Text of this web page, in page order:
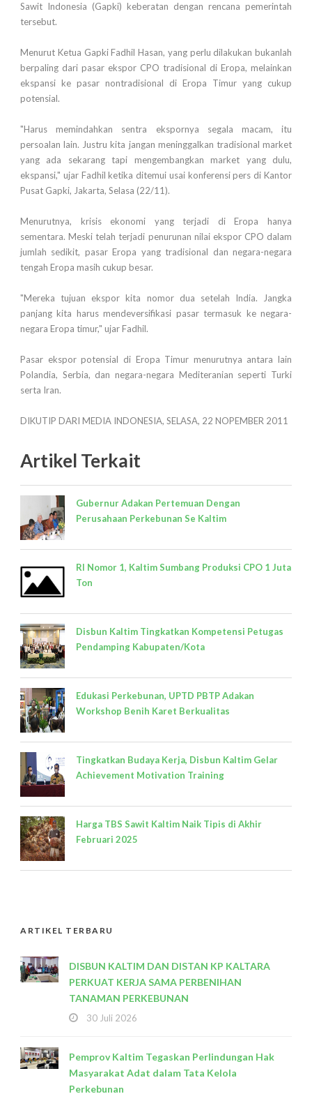
Sawit Indonesia (Gapki) keberatan dengan rencana pemerintah
tersebut.
Menurut Ketua Gapki Fadhil Hasan, yang perlu dilakukan bukanlah
berpaling dari pasar ekspor CPO tradisional di Eropa, melainkan
ekspansi ke pasar nontradisional di Eropa Timur yang cukup
potensial.
"Harus memindahkan sentra ekspornya segala macam, itu
persoalan lain. Justru kita jangan meninggalkan tradisional market
yang ada sekarang tapi mengembangkan market yang dulu,
ekspansi," ujar Fadhil ketika ditemui usai konferensi pers di Kantor
Pusat Gapki, Jakarta, Selasa (22/11).
Menurutnya, krisis ekonomi yang terjadi di Eropa hanya
sementara. Meski telah terjadi penurunan nilai ekspor CPO dalam
jumlah sedikit, pasar Eropa yang tradisional dan negara-negara
tengah Eropa masih cukup besar.
"Mereka tujuan ekspor kita nomor dua setelah India. Jangka
panjang kita harus mendeversifikasi pasar termasuk ke negara-
negara Eropa timur," ujar Fadhil.
Pasar ekspor potensial di Eropa Timur menurutnya antara lain
Polandia, Serbia, dan negara-negara Mediteranian seperti Turki
serta Iran.
DIKUTIP DARI MEDIA INDONESIA, SELASA, 22 NOPEMBER 2011
Artikel Terkait
Gubernur Adakan Pertemuan Dengan
Perusahaan Perkebunan Se Kaltim
RI Nomor 1, Kaltim Sumbang Produksi CPO 1 Juta
Ton
Disbun Kaltim Tingkatkan Kompetensi Petugas
Pendamping Kabupaten/Kota
Edukasi Perkebunan, UPTD PBTP Adakan
Workshop Benih Karet Berkualitas
Tingkatkan Budaya Kerja, Disbun Kaltim Gelar
Achievement Motivation Training
Harga TBS Sawit Kaltim Naik Tipis di Akhir
Februari 2025
ARTIKEL TERBARU
DISBUN KALTIM DAN DISTAN KP KALTARA
PERKUAT KERJA SAMA PERBENIHAN
TANAMAN PERKEBUNAN
30 Juli 2026
Pemprov Kaltim Tegaskan Perlindungan Hak
Masyarakat Adat dalam Tata Kelola
Perkebunan